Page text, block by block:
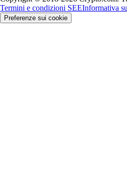
Termini e condizioni SEEInformativa
Preferenze sui cookie